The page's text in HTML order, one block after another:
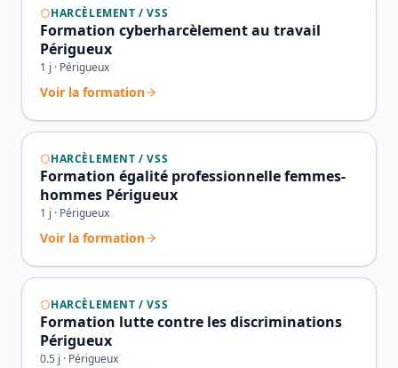
HARCÈLEMENT / VSS
Formation cyberharcèlement au travail
Périgueux
1 j · Périgueux
Voir la formation
HARCÈLEMENT / VSS
Formation égalité professionnelle femmes-
hommes Périgueux
1 j · Périgueux
Voir la formation
HARCÈLEMENT / VSS
Formation lutte contre les discriminations
Périgueux
0.5 j · Périgueux